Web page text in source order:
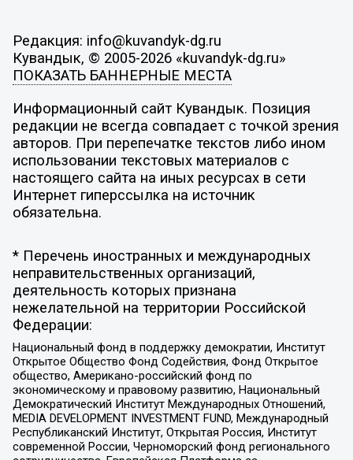
Редакция: info@kuvandyk-dg.ru
Кувандык, © 2005-2026 «kuvandyk-dg.ru»
ПОКАЗАТЬ БАННЕРНЫЕ МЕСТА
Информационный сайт Кувандык. Позиция
редакции не всегда совпадает с точкой зрения
авторов. При перепечатке текстов либо ином
использовании текстовых материалов с
настоящего сайта на иных ресурсах в сети
Интернет гиперссылка на источник
обязательна.
* Перечень иностранных и международных
неправительственных организаций,
деятельность которых признана
нежелательной на территории Российской
Федерации:
Национальный фонд в поддержку демократии, Институт
Открытое Общество Фонд Содействия, Фонд Открытое
общество, Американо-российский фонд по
экономическому и правовому развитию, Национальный
Демократический Институт Международных Отношений,
MEDIA DEVELOPMENT INVESTMENT FUND, Международный
Республиканский Институт, Открытая Россия, Институт
современной России, Черноморский фонд регионального